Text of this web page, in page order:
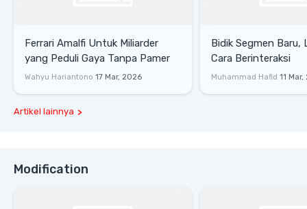
Ferrari Amalfi Untuk Miliarder
yang Peduli Gaya Tanpa Pamer
Wahyu Hariantono 17 Mar, 2026
Bidik Segmen Baru,
Cara Berinteraksi
Muhammad Hafid 11
Artikel lainnya
Modification